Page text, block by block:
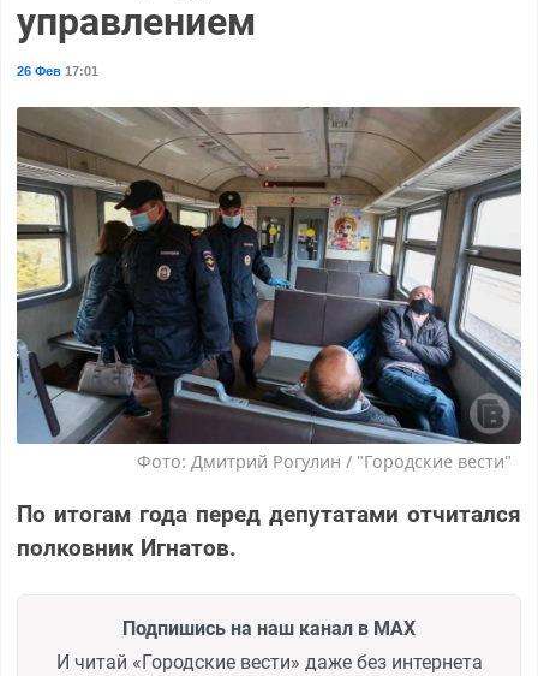
управлением
26 Фев17:01
Фото: Дмитрий Рогулин / "Городские вести"
По итогам года перед депутатами отчитался
полковник Игнатов.
Подпишись на наш канал в MAX
И читай «Городские вести» даже без интернета